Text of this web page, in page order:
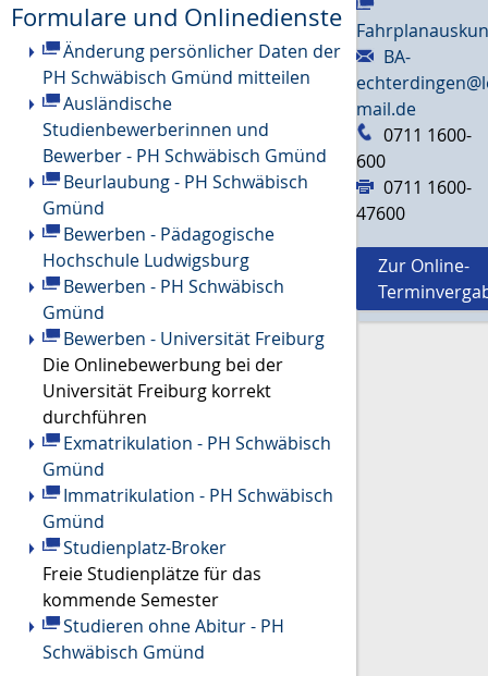
Formulare und Onlinedienste
Änderung persönlicher Daten der
PH Schwäbisch Gmünd mitteilen
Ausländische
Studienbewerberinnen und
Bewerber - PH Schwäbisch Gmünd
Beurlaubung - PH Schwäbisch
Gmünd
Bewerben - Pädagogische
Hochschule Ludwigsburg
Bewerben - PH Schwäbisch
Gmünd
Bewerben - Universität Freiburg
Die Onlinebewerbung bei der
Universität Freiburg korrekt
durchführen
Exmatrikulation - PH Schwäbisch
Gmünd
Immatrikulation - PH Schwäbisch
Gmünd
Studienplatz-Broker
Freie Studienplätze für das
kommende Semester
Studieren ohne Abitur - PH
Schwäbisch Gmünd
BA-
mail.de
0711 1600-
600
0711 1600-
47600
Zur Online-